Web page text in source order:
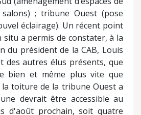
; tribune Ouest (pose
éclairage). Un récent point
situ a permis de constater, à la
du président de la CAB, Louis
des autres élus présents, que
bien et même plus vite que
la toiture de la tribune Ouest a
devrait être accessible au
d'août prochain, soit quatre